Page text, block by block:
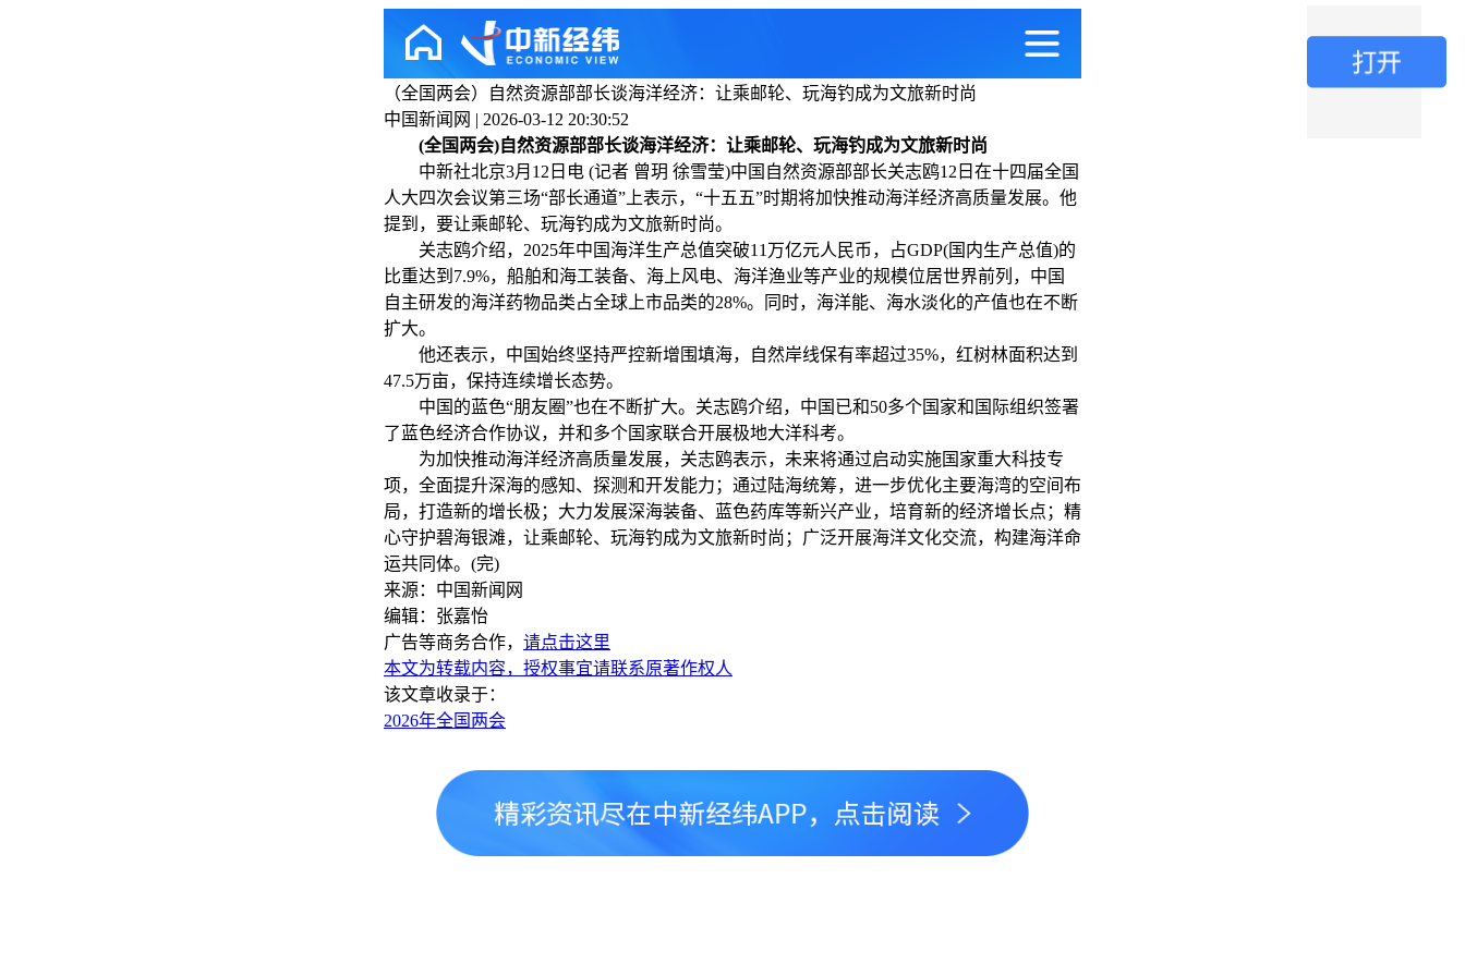
（全国两会）自然资源部部长谈海洋经济：让乘邮轮、玩海钓成为文旅新时尚
中国新闻网 | 2026-03-12 20:30:52
(全国两会)自然资源部部长谈海洋经济：让乘邮轮、玩海钓成为文旅新时尚
中新社北京3月12日电 (记者 曾玥 徐雪莹)中国自然资源部部长关志鸥12日在十四届全国
人大四次会议第三场“部长通道”上表示，“十五五”时期将加快推动海洋经济高质量发展。他
提到，要让乘邮轮、玩海钓成为文旅新时尚。
关志鸥介绍，2025年中国海洋生产总值突破11万亿元人民币，占GDP(国内生产总值)的
比重达到7.9%，船舶和海工装备、海上风电、海洋渔业等产业的规模位居世界前列，中国
自主研发的海洋药物品类占全球上市品类的28%。同时，海洋能、海水淡化的产值也在不断
扩大。
他还表示，中国始终坚持严控新增围填海，自然岸线保有率超过35%，红树林面积达到
47.5万亩，保持连续增长态势。
中国的蓝色“朋友圈”也在不断扩大。关志鸥介绍，中国已和50多个国家和国际组织签署
了蓝色经济合作协议，并和多个国家联合开展极地大洋科考。
为加快推动海洋经济高质量发展，关志鸥表示，未来将通过启动实施国家重大科技专
项，全面提升深海的感知、探测和开发能力；通过陆海统筹，进一步优化主要海湾的空间布
局，打造新的增长极；大力发展深海装备、蓝色药库等新兴产业，培育新的经济增长点；精
心守护碧海银滩，让乘邮轮、玩海钓成为文旅新时尚；广泛开展海洋文化交流，构建海洋命
运共同体。(完)
来源：中国新闻网
编辑：张嘉怡
广告等商务合作， 请点击这里
本文为转载内容，授权事宜请联系原著作权人
该文章收录于：
2026年全国两会